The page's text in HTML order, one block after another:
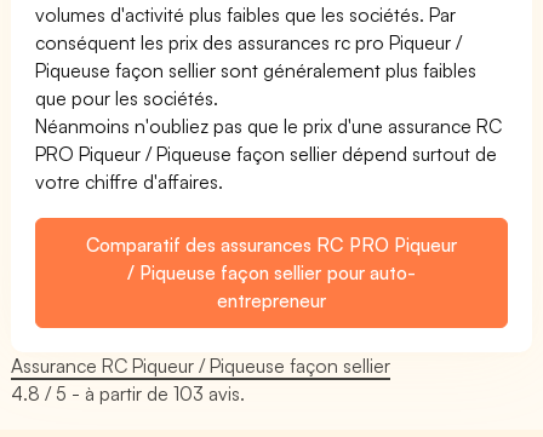
volumes d'activité plus faibles que les sociétés. Par
conséquent les prix des assurances rc pro Piqueur /
Piqueuse façon sellier sont généralement plus faibles
que pour les sociétés.
Néanmoins n'oubliez pas que le prix d'une assurance RC
PRO Piqueur / Piqueuse façon sellier dépend surtout de
votre chiffre d'affaires.
Comparatif des assurances RC PRO Piqueur
/ Piqueuse façon sellier pour auto-
entrepreneur
Assurance RC Piqueur / Piqueuse façon sellier
4.8 / 5 - à partir de103 avis.